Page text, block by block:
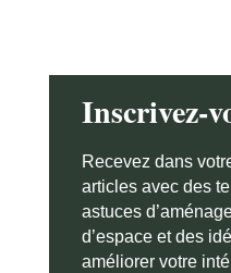
Inscrivez-
Recevez dans
articles avec des
astuces
d’espace et des
améliorer votre